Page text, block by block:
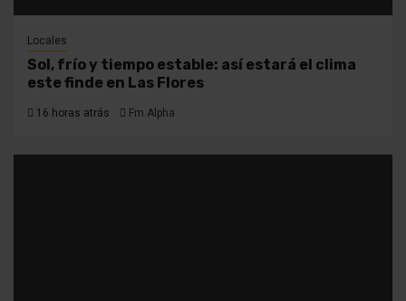
Locales
Sol, frío y tiempo estable: así estará el clima
este finde en Las Flores
16 horas atrás Fm Alpha